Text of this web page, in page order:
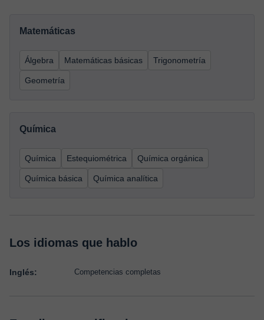
Matemáticas
Álgebra Matemáticas básicas Trigonometría
Geometría
Química
Química Estequiométrica Química orgánica
Química básica Química analítica
Los idiomas que hablo
Inglés: Competencias completas